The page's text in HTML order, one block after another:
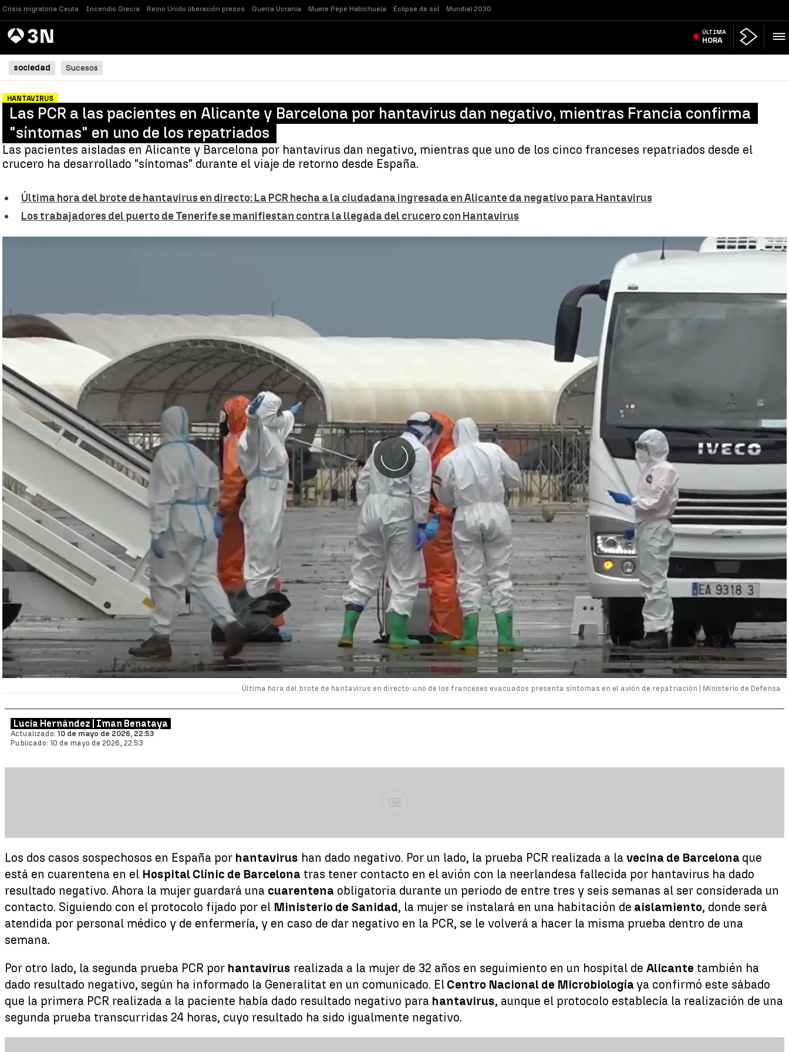
Crisis migratoria Ceuta Incendio Grecia Reino Unido liberación presos Guerra Ucrania Muere Pepe Habichuela Eclipse de sol Mundial 2030
AntenaNoticias ÚLTIMA
HORA
sociedad Sucesos
HANTAVIRUS
Las PCR a las pacientes en Alicante y Barcelona por hantavirus dan negativo, mientras Francia confirma
"síntomas" en uno de los repatriados
Las pacientes aisladas en Alicante y Barcelona por hantavirus dan negativo, mientras que uno de los cinco franceses repatriados desde el
crucero ha desarrollado "síntomas" durante el viaje de retorno desde España.
Última hora del brote de hantavirus en directo: La PCR hecha a la ciudadana ingresada en Alicante da negativo para Hantavirus
Los trabajadores del puerto de Tenerife se manifiestan contra la llegada del crucero con Hantavirus
Última hora del brote de hantavirus en directo: uno de los franceses evacuados presenta síntomas en el avión de repatriación | Ministerio de Defensa
Lucía Hernández | Iman Benataya
Actualizado: 10 de mayo de 2026, 22:53
Publicado: 10 de mayo de 2026, 22:53
Ad
Los dos casos sospechosos en España por hantavirus han dado negativo. Por un lado, la prueba PCR realizada a la vecina de Barcelona que
está en cuarentena en el Hospital Clínic de Barcelona tras tener contacto en el avión con la neerlandesa fallecida por hantavirus ha dado
resultado negativo. Ahora la mujer guardará una cuarentena obligatoria durante un periodo de entre tres y seis semanas al ser considerada un
contacto. Siguiendo con el protocolo fijado por el Ministerio de Sanidad, la mujer se instalará en una habitación de aislamiento, donde será
atendida por personal médico y de enfermería, y en caso de dar negativo en la PCR, se le volverá a hacer la misma prueba dentro de una
semana.
Por otro lado, la segunda prueba PCR por hantavirus realizada a la mujer de 32 años en seguimiento en un hospital de Alicante también ha
dado resultado negativo, según ha informado la Generalitat en un comunicado. El Centro Nacional de Microbiología ya confirmó este sábado
que la primera PCR realizada a la paciente había dado resultado negativo para hantavirus, aunque el protocolo establecía la realización de una
segunda prueba transcurridas 24 horas, cuyo resultado ha sido igualmente negativo.